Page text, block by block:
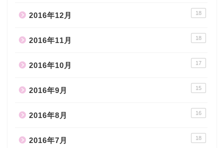
2016年12月 18
2016年11月 18
2016年10月 17
2016年9月 15
2016年8月 16
2016年7月 18